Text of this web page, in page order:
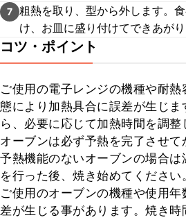
7 粗熱を取り、型から外します。
け、お皿に盛り付けてできあがり
コツ・ポイント
ご使用の電子レンジの機種や耐
態により加熱具合に誤差が生じ
ら、必要に応じて加熱時間を調整
オーブンは必ず予熱を完了させて
予熱機能のないオーブンの場合
を行った後、焼き始めてください。
ご使用のオーブンの機種や使用
差が生じる事があります。焼き時